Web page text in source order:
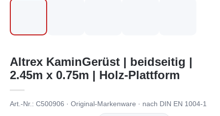
Altrex KaminGerüst | beidseitig |
2.45m x 0.75m | Holz-Plattform
Art.-Nr.: C500906 · Original-Markenware · nach DIN EN 1004-1